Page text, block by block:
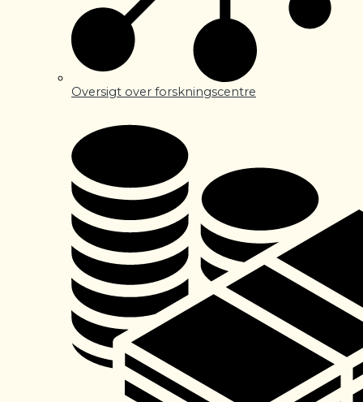
Oversigt over forskningscentre